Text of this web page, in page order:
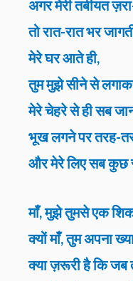
अगर मेरी तबीयत
तो रात-रात भर
मेरे घर आते ही,
तुम मुझे सीने से
मेरे चेहरे से ही सब
भूख लगने पर तरह-
और मेरे लिए सब कुछ
माँ, मुझे तुमसे एक
क्यों माँ, तुम अपना
क्या ज़रूरी है कि जब